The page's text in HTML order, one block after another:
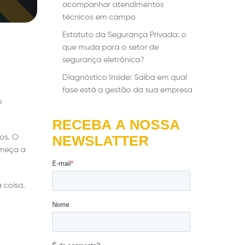
O
a
coisa.
acompanhar atendimentos
técnicos em campo
Estatuto da Segurança Privada: o
que muda para o setor de
segurança eletrônica?
Diagnóstico Inside: Saiba em qual
fase está a gestão da sua empresa